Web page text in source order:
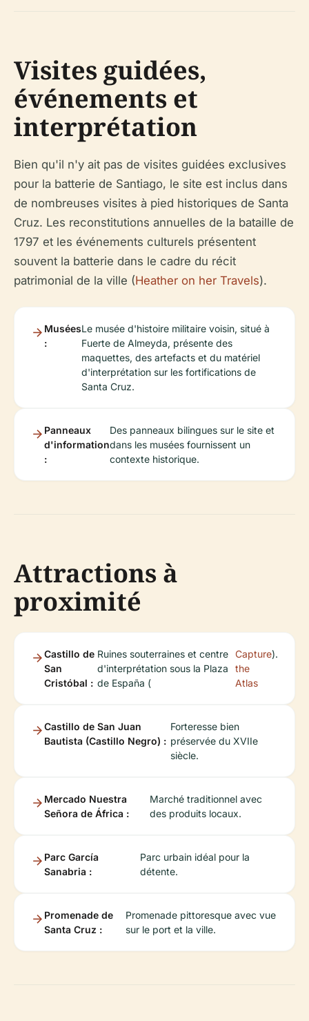
Visites guidées,
événements et
interprétation
Bien qu'il n'y ait pas de visites guidées exclusives
pour la batterie de Santiago, le site est inclus dans
de nombreuses visites à pied historiques de Santa
Cruz. Les reconstitutions annuelles de la bataille de
1797 et les événements culturels présentent
souvent la batterie dans le cadre du récit
patrimonial de la ville (Heather on her Travels).
Musées
:
Le musée d'histoire militaire voisin, situé à
Fuerte de Almeyda, présente des
maquettes, des artefacts et du matériel
d'interprétation sur les fortifications de
Santa Cruz.
Panneaux
d'information
:
Des panneaux bilingues sur le site et
dans les musées fournissent un
contexte historique.
Attractions à
proximité
Castillo de
San
Cristóbal :
Ruines souterraines et centre
d'interprétation sous la Plaza
de España (
Capture
the
Atlas
).
Castillo de San Juan
Bautista (Castillo Negro) :
Forteresse bien
préservée du XVIIe
siècle.
Mercado Nuestra
Señora de África :
Marché traditionnel avec
des produits locaux.
Parc García
Sanabria :
Parc urbain idéal pour la
détente.
Promenade de
Santa Cruz :
Promenade pittoresque avec vue
sur le port et la ville.